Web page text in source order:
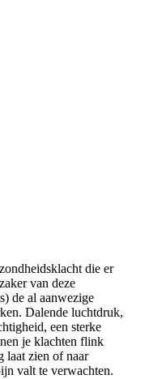
die er
van deze
de al aanwezige
Dalende luchtdruk,
een sterke
je klachten flink
laat zien of naar
valt te verwachten.